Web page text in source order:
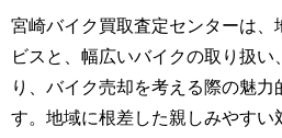
宮崎バイク買取査定センターは、
ビスと、幅広いバイクの取り扱い
り、バイク売却を考える際の魅力
す。地域に根差した親しみやすい